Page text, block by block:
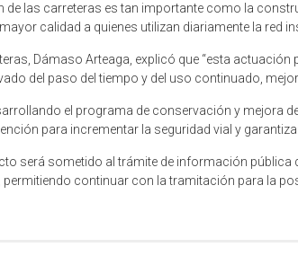
de las carreteras es tan importante como la
calidad a quienes utilizan diariamente la red
Dámaso Arteaga, explicó que “esta
del paso del tiempo y del uso continuado,
el programa de conservación y mejora
para incrementar la seguridad vial y
será sometido al trámite de información pública
continuar con la tramitación para la